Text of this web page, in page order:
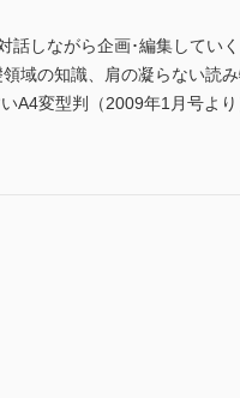
しながら企画･編集してい
域の知識、肩の凝らない読
A4変型判（2009年1月号よ